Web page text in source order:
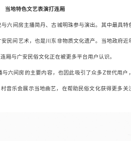
当地特色文艺表演打连厢
六间房主播简丹、古城明珠参与演出。其中最具特
民间艺术，也是川东非物质文化遗产。当地政府近
厢与广安民俗文化正在被更多平台用户认识。
六间房的主要内容，也因此吸引了众多Z世代用户
音乐会展示当地曲艺，在帮助民俗文化获得更多关